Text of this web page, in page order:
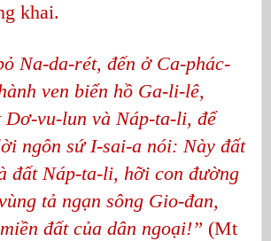
khai.
Na-da-rét, đến ở Ca-phác-
ven biển hồ Ga-li-lê,
Dơ-vu-lun và Náp-ta-li, để
ngôn sứ I-sai-a nói: Này đất
đất Náp-ta-li, hỡi con đường
tả ngạn sông Gio-đan,
đất của dân ngoại!” (Mt